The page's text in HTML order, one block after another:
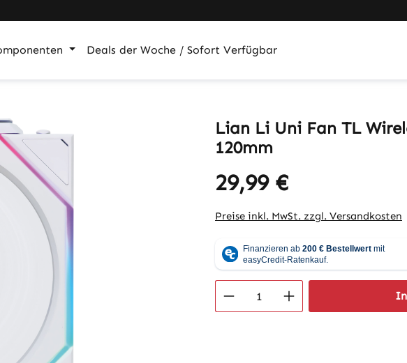
Deals der Woche / Sofort Verfügbar
Lian Li Uni Fan TL
120mm
Regulärer Preis:
29,99 €
Preise inkl. MwSt. zzgl. Versandkosten
Produkt Anzahl: Gib